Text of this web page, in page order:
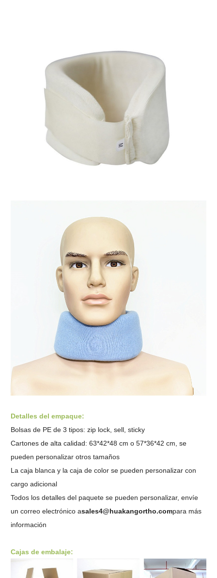
Detalles del empaque:
Bolsas de PE de 3 tipos: zip lock, sell, sticky
Cartones de alta calidad: 63*42*48 cm o 57*36*42 cm, se
pueden personalizar otros tamaños
La caja blanca y la caja de color se pueden personalizar con
cargo adicional
Todos los detalles del paquete se pueden personalizar, envíe
un correo electrónico asales4@huakangortho.compara más
información
Cajas de embalaje: